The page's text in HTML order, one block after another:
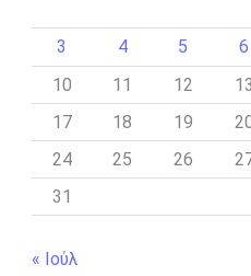
3
4 5 6
10
11 12 13
17
18 19
24
25 26
31
« Ιούλ